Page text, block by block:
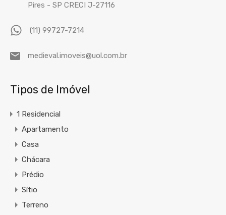
Pires - SP CRECI J-27116
(11) 99727-7214
medieval.imoveis@uol.com.br
Tipos de Imóvel
1 Residencial
Apartamento
Casa
Chácara
Prédio
Sítio
Terreno